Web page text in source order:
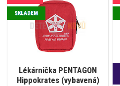
Lékárnička PENTAGON
Hippokrates (vybavená)
SKLADEM